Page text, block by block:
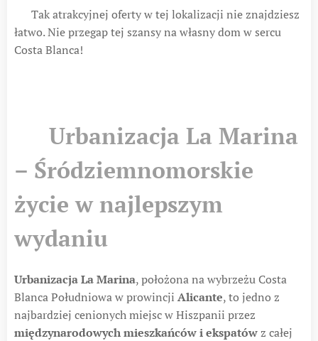
📌 Tak atrakcyjnej oferty w tej lokalizacji nie znajdziesz
łatwo. Nie przegap tej szansy na własny dom w sercu
Costa Blanca!
🌴 Urbanizacja La Marina
– Śródziemnomorskie
życie w najlepszym
wydaniu
Urbanizacja La Marina, położona na wybrzeżu Costa
Blanca Południowa w prowincji Alicante, to jedno z
najbardziej cenionych miejsc w Hiszpanii przez
międzynarodowych mieszkańców i ekspatówz całej